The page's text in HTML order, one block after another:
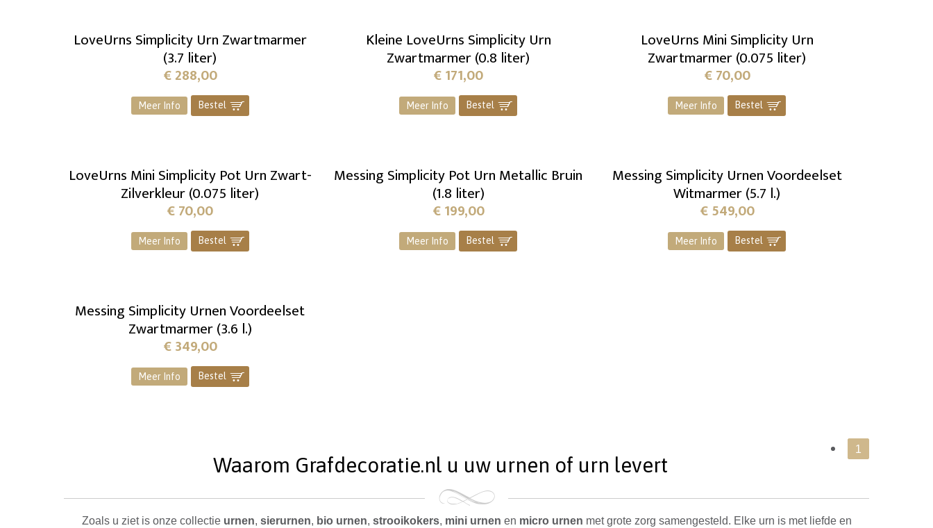
LoveUrns Simplicity Urn Zwartmarmer
(3.7 liter)
€288,00
Meer Info Bestel ]
Kleine LoveUrns Simplicity Urn
Zwartmarmer (0.8 liter)
€171,00
Meer Info Bestel ]
LoveUrns Mini Simplicity Urn
Zwartmarmer (0.075 liter)
€70,00
Meer Info Bestel ]
LoveUrns Mini Simplicity Pot Urn Zwart-
Zilverkleur (0.075 liter)
€70,00
Meer Info Bestel ]
Messing Simplicity Pot Urn Metallic Bruin
(1.8 liter)
€199,00
Meer Info Bestel ]
Messing Simplicity Urnen Voordeelset
Witmarmer (5.7 l.)
€549,00
Meer Info Bestel ]
Messing Simplicity Urnen Voordeelset
Zwartmarmer (3.6 l.)
€349,00
Meer Info Bestel ]
1
Waarom Grafdecoratie.nl u uw urnen of urn levert
Zoals u ziet is onze collectie urnen, sierurnen, bio urnen, strooikokers, mini urnen en micro urnen met grote zorg samengesteld. Elke urn is met liefde en